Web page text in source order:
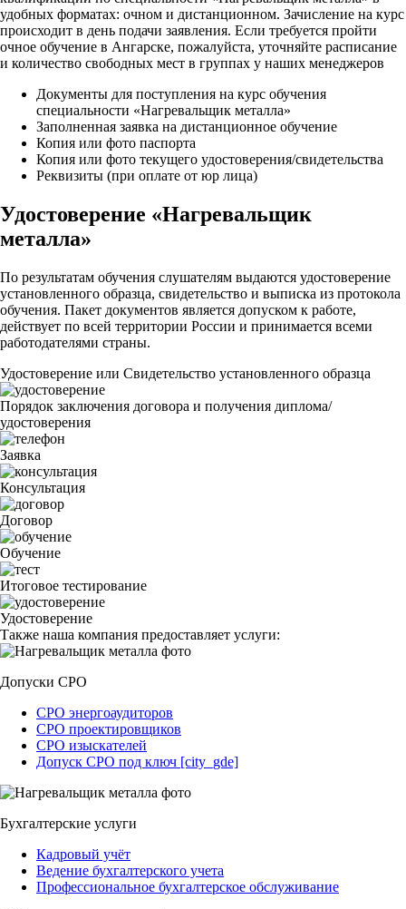
удобных форматах: очном и дистанционном. Зачисление на курс
происходит в день подачи заявления. Если требуется пройти
очное обучение в Ангарске, пожалуйста, уточняйте расписание
и количество свободных мест в группах у наших менеджеров
Документы для поступления на курс обучения
специальности «Нагревальщик металла»
Заполненная заявка на дистанционное обучение
Копия или фото паспорта
Копия или фото текущего удостоверения/свидетельства
Реквизиты (при оплате от юр лица)
Удостоверение «Нагревальщик
металла»
По результатам обучения слушателям выдаются удостоверение
установленного образца, свидетельство и выписка из протокола
обучения. Пакет документов является допуском к работе,
действует по всей территории России и принимается всеми
работодателями страны.
Удостоверение или Свидетельство установленного образца
Порядок заключения договора и получения диплома/
удостоверения
Заявка
Консультация
Договор
Обучение
Итоговое тестирование
Удостоверение
Также наша компания предоставляет услуги:
Допуски СРО
СРО энергоаудиторов
СРО проектировщиков
СРО изыскателей
Допуск СРО под ключ [city_gde]
Бухгалтерские услуги
Кадровый учёт
Ведение бухгалтерского учета
Профессиональное бухгалтерское обслуживание